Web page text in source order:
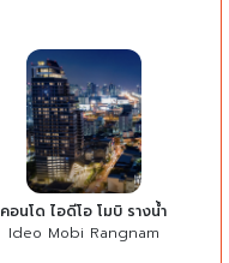
คอนโด ไอดีโอ โมบิ รางน้ำ
Ideo Mobi Rangnam